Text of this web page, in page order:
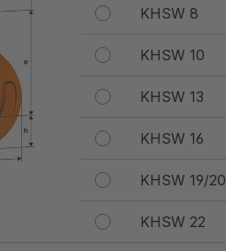
KHSW 8
KHSW 10
KHSW 13
KHSW 16
KHSW 19/20
KHSW 22